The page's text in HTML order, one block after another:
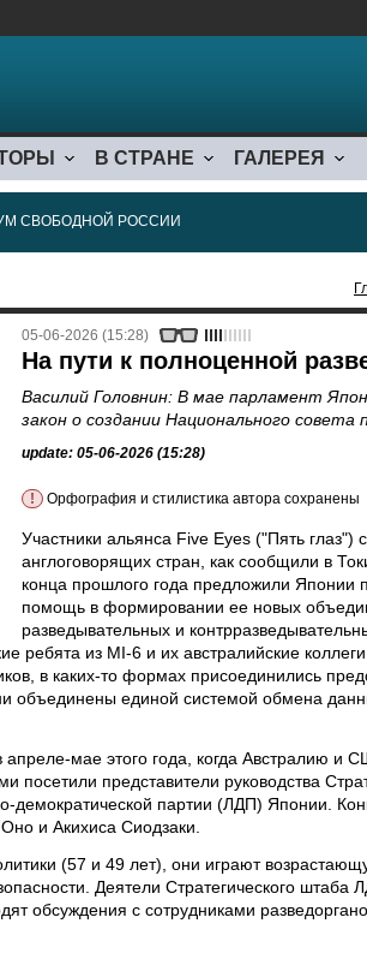
В СТРАНЕ ГАЛЕРЕЯ
СВОБОДНОЙ РОССИИ
05-06-2026 (15:28)
На пути к полноценной
Василий Головнин: В мае парламент
закон о создании Национального совета
update: 05-06-2026 (15:28)
! Орфография и стилистика автора сохранены
Участники альянса Five Eyes ("Пять глаз")
англоговорящих стран, как сообщили в
конца прошлого года предложили Японии
помощь в формировании ее новых
разведывательных и
ребята из MI-6 и их австралийские
в каких-то формах присоединились
объединены единой системой обмена
апреле-мае этого года, когда Австралию и
представители руководства
демократической партии (ЛДП) Японии.
и Акихиса Сиодзаки.
(57 и 49 лет), они играют
Деятели Стратегического штаба
обсуждения с сотрудниками